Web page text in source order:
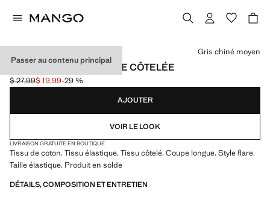
Passer au contenu principal
LEGGING FLARE MAILLE CÔTELÉE
Prix initial barré [$ 27,99 ]
$ 27,99
Prix actuel [$ 19,99 ]
$ 19,99-29 %
Choisissez une couleur
Gris chiné moyen
AJOUTER
VOIR LE LOOK
LIVRAISON GRATUITE EN BOUTIQUE
Tissu de coton. Tissu élastique. Tissu côtelé. Coupe longue. Style flare.
Taille élastique. Produit en solde
DÉTAILS, COMPOSITION ET ENTRETIEN